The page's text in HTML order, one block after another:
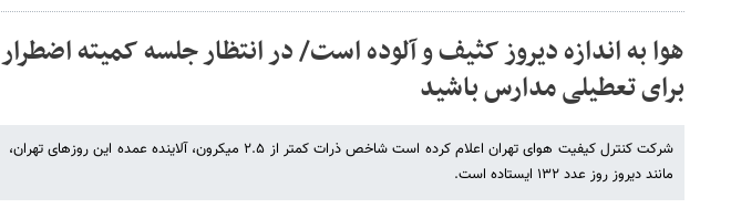
هوا به اندازه دیروز کثیف و آلوده است/ در انتظار جلسه کمیته اضطرار
برای تعطیلی مدارس باشید
شرکت کنترل کیفیت هوای تهران اعلام کرده است شاخص ذرات کمتر از ۲.۵ میکرون، آلاینده عمده این روزهای تهران،
مانند دیروز روز عدد ۱۳۲ ایستاده است.